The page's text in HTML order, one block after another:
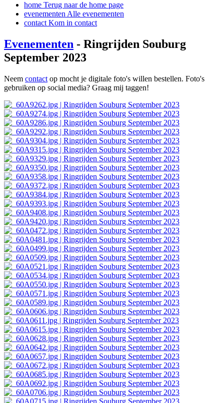
home Terug naar de home page
evenementen Alle evenementen
contact Kom in contact
Evenementen - Ringrijden Souburg
September 2023
Neem contact op mocht je digitale foto's willen bestellen. Foto's
gebruiken op social media? Graag mij taggen!